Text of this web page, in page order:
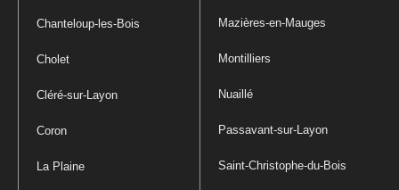
Chanteloup-les-Bois
Cholet
Cléré-sur-Layon
Coron
La Plaine
Mazières-en-Mauges
Montilliers
Nuaillé
Passavant-sur-Layon
Saint-Christophe-du-Bois